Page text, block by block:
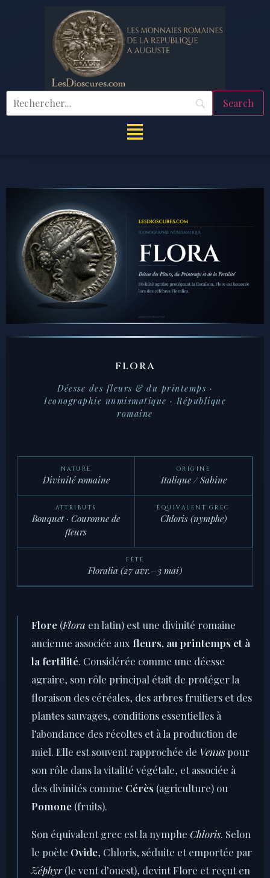
FLORA
Déesse des fleurs & du printemps ·
Iconographie numismatique · République
romaine
NATURE
Divinité romaine
ORIGINE
Italique / Sabine
ATTRIBUTS
Bouquet · Couronne de
fleurs
ÉQUIVALENT GREC
Chloris (nymphe)
FÊTE
Floralia (27 avr.–3 mai)
Flore (Flora en latin) est une divinité romaine
ancienne associée aux fleurs, au printemps et à
la fertilité. Considérée comme une déesse
agraire, son rôle principal était de protéger la
floraison des céréales, des arbres fruitiers et des
plantes sauvages, conditions essentielles à
l’abondance des récoltes et à la production de
miel. Elle est souvent rapprochée de Venus pour
son rôle dans la vitalité végétale, et associée à
des divinités comme Cérès (agriculture) ou
Pomone (fruits).
Son équivalent grec est la nymphe Chloris. Selon
le poète Ovide, Chloris, séduite et emportée par
Zéphyr(le vent d’ouest), devint Flore et reçut en